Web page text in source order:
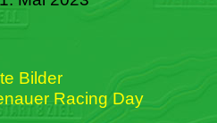
Bilder
Racing Day